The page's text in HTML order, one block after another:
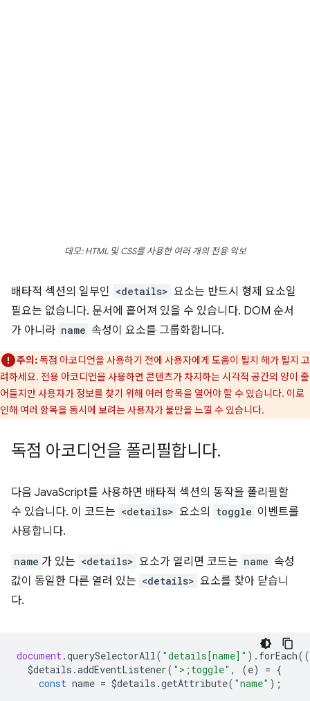
데모: HTML 및 CSS를 사용한 여러 개의 전용 악보
배타적 섹션의 일부인 <details> 요소는 반드시 형제 요소일
필요는 없습니다. 문서에 흩어져 있을 수 있습니다. DOM 순서
가 아니라 name 속성이 요소를 그룹화합니다.
주의:독점 아코디언을 사용하기 전에 사용자에게 도움이 될지 해가 될지 고
려하세요. 전용 아코디언을 사용하면 콘텐츠가 차지하는 시각적 공간의 양이 줄
어들지만 사용자가 정보를 찾기 위해 여러 항목을 열어야 할 수 있습니다. 이로
인해 여러 항목을 동시에 보려는 사용자가 불만을 느낄 수 있습니다.
독점 아코디언을 폴리필합니다.
다음 JavaScript를 사용하면 배타적 섹션의 동작을 폴리필할
수 있습니다. 이 코드는 <details> 요소의 toggle 이벤트를
사용합니다.
name 가 있는 <details> 요소가 열리면 코드는 name 속성
값이 동일한 다른 열려 있는 <details> 요소를 찾아 닫습니
다.
document.querySelectorAll( "details[name]" ). forEach((
$details .addEventListener( ">;toggle" , (e) = {
const name = $details .getAttribute( "name" );